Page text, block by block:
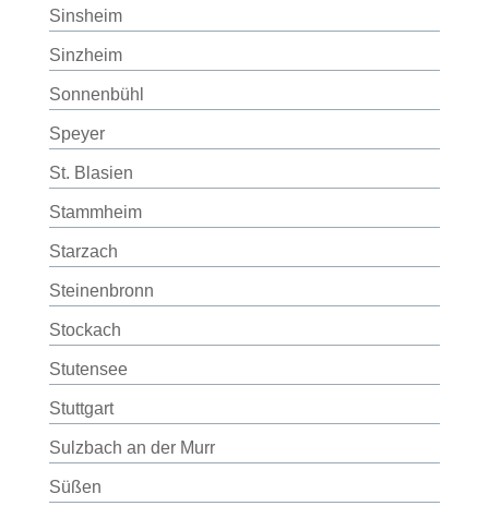
Sinsheim
Sinzheim
Sonnenbühl
Speyer
St. Blasien
Stammheim
Starzach
Steinenbronn
Stockach
Stutensee
Stuttgart
Sulzbach an der Murr
Süßen